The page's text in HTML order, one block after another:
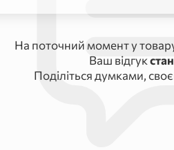
На поточний момент у
Ваш відгук
Поділіться думками,